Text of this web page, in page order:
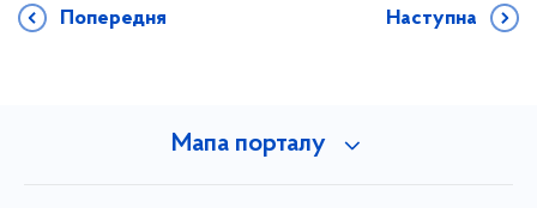
Попередня Наступна
Мапа порталу